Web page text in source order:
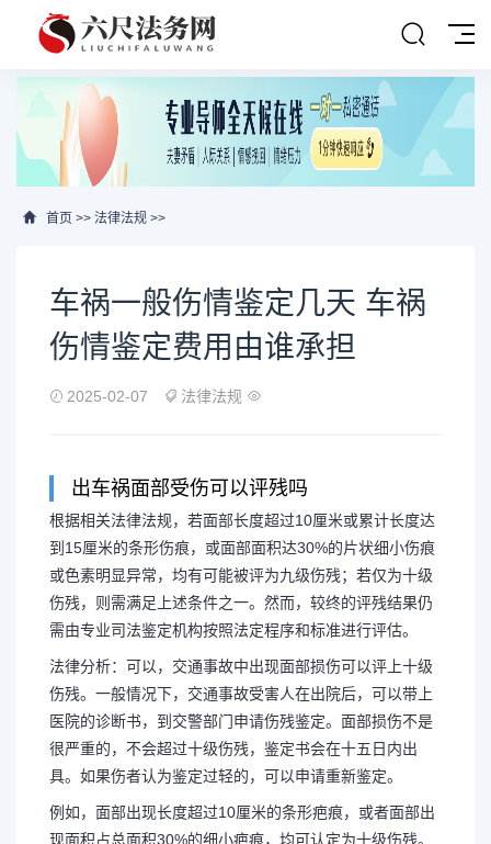
首页 >> 法律法规 >>
车祸一般伤情鉴定几天 车祸
伤情鉴定费用由谁承担
2025-02-07 法律法规
出车祸面部受伤可以评残吗
根据相关法律法规，若面部长度超过10厘米或累计长度达
到15厘米的条形伤痕，或面部面积达30%的片状细小伤痕
或色素明显异常，均有可能被评为九级伤残；若仅为十级
伤残，则需满足上述条件之一。然而，较终的评残结果仍
需由专业司法鉴定机构按照法定程序和标准进行评估。
法律分析：可以，交通事故中出现面部损伤可以评上十级
伤残。一般情况下，交通事故受害人在出院后，可以带上
医院的诊断书，到交警部门申请伤残鉴定。面部损伤不是
很严重的，不会超过十级伤残，鉴定书会在十五日内出
具。如果伤者认为鉴定过轻的，可以申请重新鉴定。
例如，面部出现长度超过10厘米的条形疤痕，或者面部出
现面积占总面积30%的细小疤痕，均可认定为十级伤残。
车祸一般伤情鉴定几天
用由谁承担
根据相关法律法规，若面部长
达到15厘米的条形伤痕，或面部面
或色素明显异常，均有可能被评为